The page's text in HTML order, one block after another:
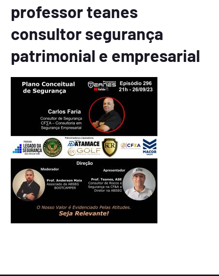
professor teanes
consultor segurança
patrimonial e empresarial